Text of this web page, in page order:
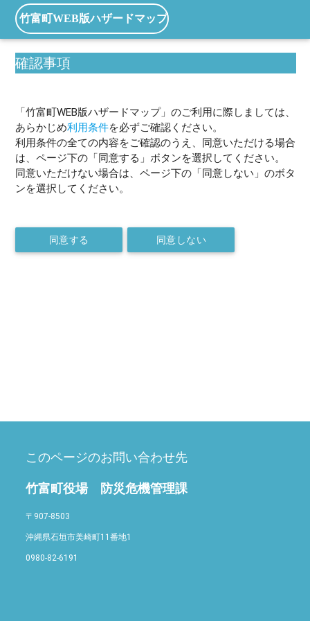
竹富町WEB版ハザードマップ
確認事項
「竹富町WEB版ハザードマップ」のご利用に際しましては、
あらかじめ利用条件を必ずご確認ください。
利用条件の全ての内容をご確認のうえ、同意いただける場合
は、ページ下の「同意する」ボタンを選択してください。
同意いただけない場合は、ページ下の「同意しない」のボタ
ンを選択してください。
同意する 同意しない
このページのお問い合わせ先
竹富町役場 防災危機管理課
〒907-8503
沖縄県石垣市美崎町11番地1
0980-82-6191